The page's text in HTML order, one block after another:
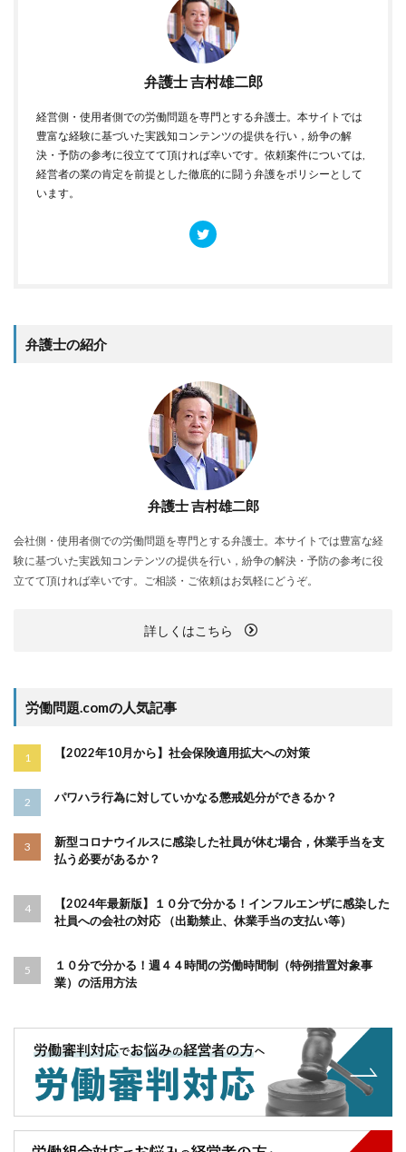
弁護士 吉村雄二郎
経営側・使用者側での労働問題を専門とする弁護士。本サイトでは
豊富な経験に基づいた実践知コンテンツの提供を行い，紛争の解
決・予防の参考に役立てて頂ければ幸いです。依頼案件については,
経営者の業の肯定を前提とした徹底的に闘う弁護をポリシーとして
います。
弁護士の紹介
弁護士 吉村雄二郎
会社側・使用者側での労働問題を専門とする弁護士。本サイトでは豊富な経
験に基づいた実践知コンテンツの提供を行い，紛争の解決・予防の参考に役
立てて頂ければ幸いです。ご相談・ご依頼はお気軽にどうぞ。
詳しくはこちら
労働問題.comの人気記事
【2022年10月から】社会保険適用拡大への対策
パワハラ行為に対していかなる懲戒処分ができるか？
新型コロナウイルスに感染した社員が休む場合，休業手当を支
払う必要があるか？
【2024年最新版】１０分で分かる！インフルエンザに感染した
社員への会社の対応 （出勤禁止、休業手当の支払い等）
１０分で分かる！週４４時間の労働時間制（特例措置対象事
業）の活用方法